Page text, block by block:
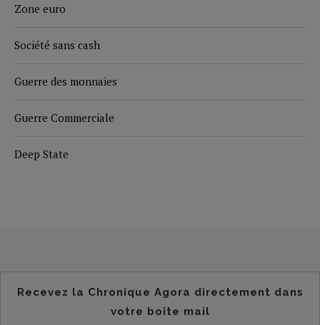
Zone euro
Société sans cash
Guerre des monnaies
Guerre Commerciale
Deep State
Recevez la Chronique Agora directement dans
votre boîte mail